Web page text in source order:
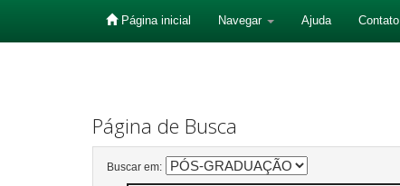
Página inicial Navegar Ajuda Contato
Página de Busca
Buscar em: